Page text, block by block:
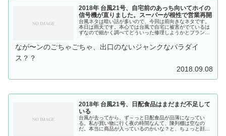
2018年 台風21号、自宅前のあっち向いてホイの
信号機が直りました。スーパーが根性で営業再開
台風ネタは暗い話が多いので、今回は前向きなネタです。
本日は雨天です。本心では台風で自宅に被害がでているは
ずなので細かく調べてどういった修理しようかとプランを
ンテコトラブルをおこしかねません。ド素人は天気の良い
時に自分のできることをがんばることにするのです。台風
なが〜ンのごちゃごちゃ、出口のないジャンクなパラダイ
ス？？
2018.09.08
2018年 台風21号、日配食品はまだまだ不足して
いる
台風が去ってから、ず～っと日配食品が品薄になってい
る。私が買い物に行く夜の時間なんて、陳列棚は空なの
だ。本当に商品が入っているのかいな？と、ちょっと顔見